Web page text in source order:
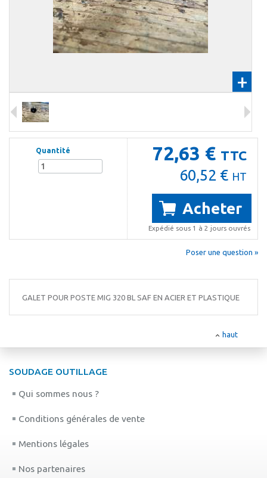
+
72,63 € TTC
60,52 € HT
Acheter
Expédié sous 1 à 2 jours ouvrés
Quantité
Poser une question »
GALET POUR POSTE MIG 320 BL SAF EN ACIER ET PLASTIQUE
haut
SOUDAGE OUTILLAGE
Qui sommes nous ?
Conditions générales de vente
Mentions légales
Nos partenaires